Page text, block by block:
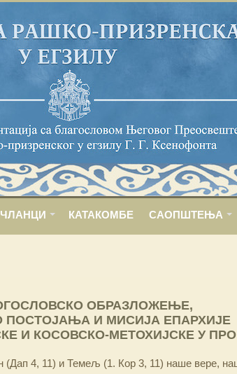
ЧЛАНЦИ КАТАКОМБЕ САОПШТЕЊА
ОБРАЗЛОЖЕЊЕ,
ПОСТОЈАЊА И МИСИЈА ЕПАРХИЈЕ
И КОСОВСКО-МЕТОХИЈСКЕ У
(Дап 4, 11) и Темељ (1. Кор 3, 11) наше вере,